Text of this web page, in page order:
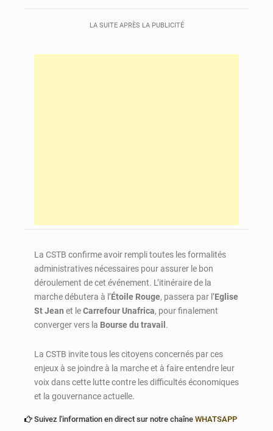
LA SUITE APRÈS LA PUBLICITÉ
La CSTB confirme avoir rempli toutes les formalités
administratives nécessaires pour assurer le bon
déroulement de cet événement. L’itinéraire de la
marche débutera à l’Étoile Rouge, passera par l’Eglise
St Jean et leCarrefour Unafrica, pour finalement
converger vers la Bourse du travail .
La CSTB invite tous les citoyens concernés par ces
enjeux à se joindre à la marche et à faire entendre leur
voix dans cette lutte contre les difficultés économiques
et la gouvernance actuelle.
Suivez l'information en direct sur notre chaîne WHATSAPP